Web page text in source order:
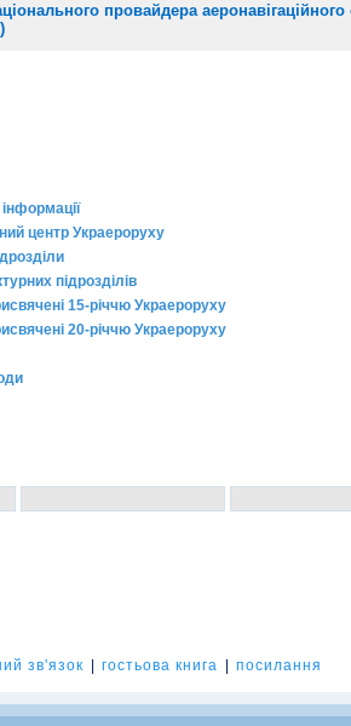
провайдера
центр Украероруху
підрозділів
15-річчю Украероруху
20-річчю Украероруху
зв'язок гостьова книга посилання